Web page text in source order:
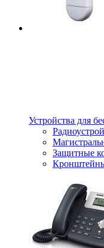
Устройства для
Защитные